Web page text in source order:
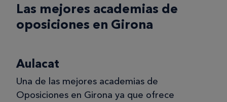
Las mejores academias de
oposiciones en Girona
Aulacat
Una de las mejores academias de
Oposiciones en Girona ya que ofrece